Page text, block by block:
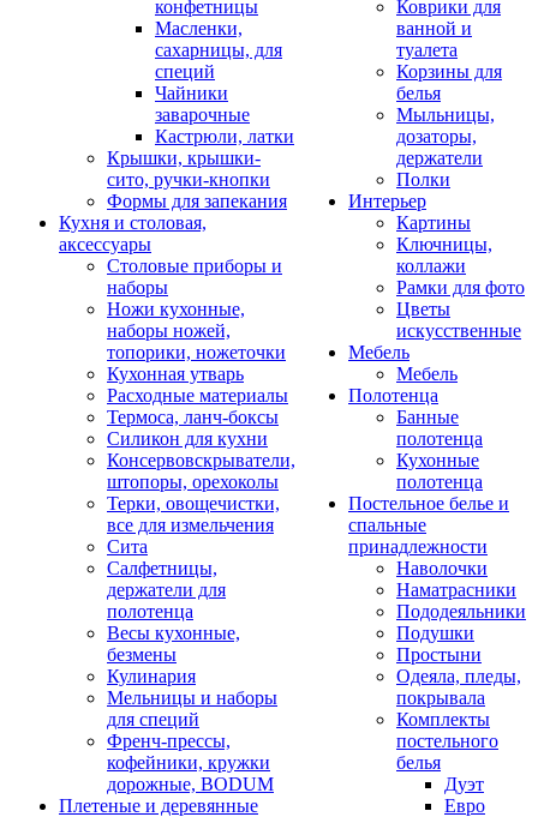
конфетницы
Масленки,
сахарницы, для
специй
Чайники
заварочные
Кастрюли, латки
Крышки, крышки-
сито, ручки-кнопки
Формы для запекания
Кухня и столовая,
аксессуары
Столовые приборы и
наборы
Ножи кухонные,
наборы ножей,
топорики, ножеточки
Кухонная утварь
Расходные материалы
Термоса, ланч-боксы
Силикон для кухни
Консервовскрыватели,
штопоры, орехоколы
Терки, овощечистки,
все для измельчения
Сита
Салфетницы,
держатели для
полотенца
Весы кухонные,
безмены
Кулинария
Мельницы и наборы
для специй
Френч-прессы,
кофейники, кружки
дорожные, BODUM
Плетеные и деревянные
Коврики для
ванной и
туалета
Корзины для
белья
Мыльницы,
дозаторы,
держатели
Полки
Интерьер
Картины
Ключницы,
коллажи
Рамки для фото
Цветы
искусственные
Мебель
Мебель
Полотенца
Банные
полотенца
Кухонные
полотенца
Постельное белье и
спальные
принадлежности
Наволочки
Наматрасники
Пододеяльники
Подушки
Простыни
Одеяла, пледы,
покрывала
Комплекты
постельного
белья
Дуэт
Евро